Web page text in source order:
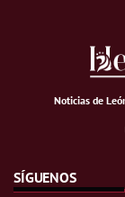
Noticias de
SÍGUENOS